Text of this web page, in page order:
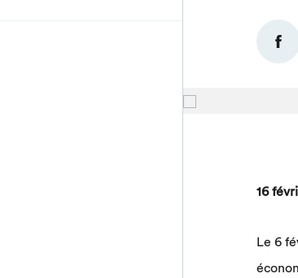
16
Le 6